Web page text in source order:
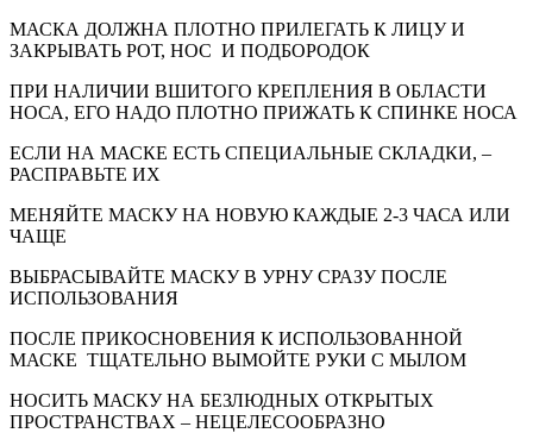
МАСКА ДОЛЖНА ПЛОТНО ПРИЛЕГАТЬ К ЛИЦУ И
ЗАКРЫВАТЬ РОТ, НОС И ПОДБОРОДОК
ПРИ НАЛИЧИИ ВШИТОГО КРЕПЛЕНИЯ В ОБЛАСТИ
НОСА, ЕГО НАДО ПЛОТНО ПРИЖАТЬ К СПИНКЕ НОСА
ЕСЛИ НА МАСКЕ ЕСТЬ СПЕЦИАЛЬНЫЕ СКЛАДКИ, –
РАСПРАВЬТЕ ИХ
МЕНЯЙТЕ МАСКУ НА НОВУЮ КАЖДЫЕ 2-3 ЧАСА ИЛИ
ЧАЩЕ
ВЫБРАСЫВАЙТЕ МАСКУ В УРНУ СРАЗУ ПОСЛЕ
ИСПОЛЬЗОВАНИЯ
ПОСЛЕ ПРИКОСНОВЕНИЯ К ИСПОЛЬЗОВАННОЙ
МАСКЕ ТЩАТЕЛЬНО ВЫМОЙТЕ РУКИ С МЫЛОМ
НОСИТЬ МАСКУ НА БЕЗЛЮДНЫХ ОТКРЫТЫХ
ПРОСТРАНСТВАХ – НЕЦЕЛЕСООБРАЗНО